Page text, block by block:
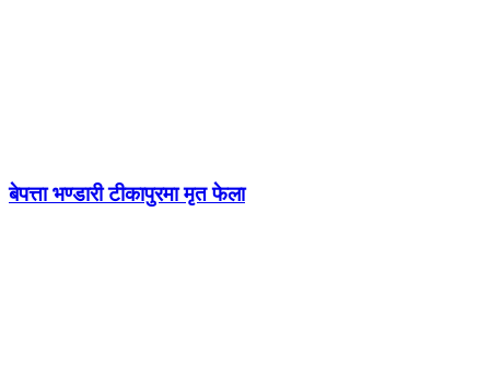
बेपत्ता भण्डारी टीकापुरमा मृत फेला